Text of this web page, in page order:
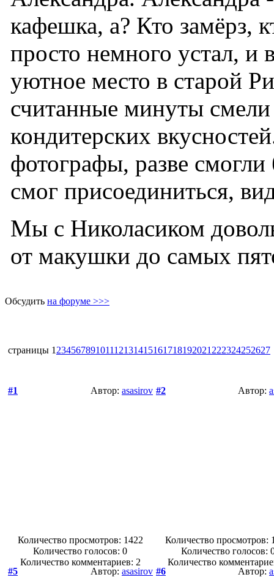
кафешка, а? Кто замёрз,
просто немного устал, и
уютное место в старой
считанные минуты
кондитерских
фотографы, разве
смог присоединиться,
Мы с Николасиком
от макушки до самых
Обсудить на форуме >>>
страницы 1 23456789101112131415161718192021 222324252627
#1 Автор: asasirov
Количество просмотров: 1422
Количество голосов:0
Количество комментариев: 2
#2 Автор:
Количество просмотров:
Количество голосов:
Количество
#5
Автор: asasirov #6 Автор: